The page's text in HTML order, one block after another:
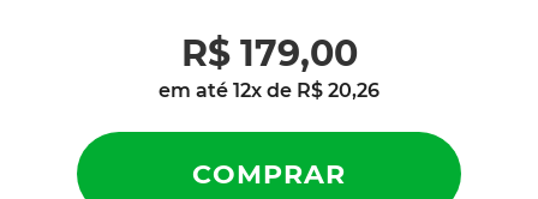
R$ 179,00
em até 12x de R$ 20,26